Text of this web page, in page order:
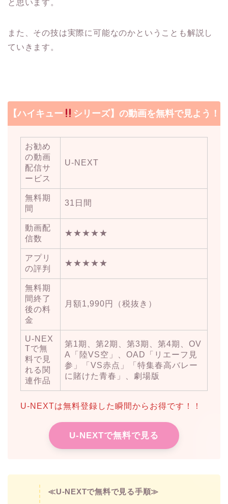
と思います。
また、その技は実際に可能なのかということも解説し
ていきます。
【ハイキュー シリーズ】の動画を無料で見よう！
お勧め
の動画
配信サ
ービス
U-NEXT
無料期
間
31日間
動画配
信数
★★★★★
アプリ
の評判
★★★★★
無料期
間終了
後の料
金
月額1,990円（税抜き）
U-NEX
Tで無
料で見
れる関
連作品
第1期、第2期、第3期、第4期、OV
A「陸VS空」、OAD「リエーフ見
参」「VS赤点」「特集春高バレー
に賭けた青春」、劇場版
U-NEXTは無料登録した瞬間からお得です！！
U-NEXTで無料で見る
≪U-NEXTで無料で見る手順≫